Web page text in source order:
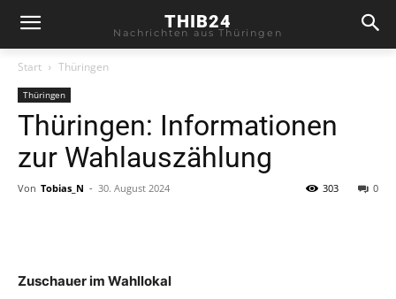
THIB24
Nachrichten aus Thüringen
Start Thüringen
Thüringen
Thüringen: Informationen
zur Wahlauszählung
Von Tobias_N - 30. August 2024 0
303
Zuschauer im Wahllokal